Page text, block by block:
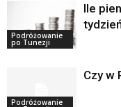
Podróżowanie
po Tunezji
Ile
Podróżowanie
Czy w